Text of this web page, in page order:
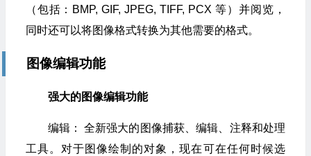
（包括：BMP, GIF, JPEG, TIFF, PCX 等）并阅览，
同时还可以将图像格式转换为其他需要的格式。
图像编辑功能
强大的图像编辑功能
编辑： 全新强大的图像捕获、编辑、注释和处理
工具。对于图像绘制的对象，现在可在任何时候选